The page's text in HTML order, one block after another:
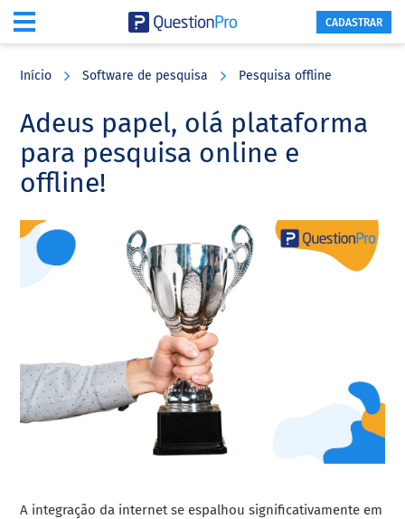
content
sidebar
CADASTRAR
Início Software de pesquisa Pesquisa offline
Adeus papel, olá plataforma
para pesquisa online e
offline!
A integração da internet se espalhou significativamente em